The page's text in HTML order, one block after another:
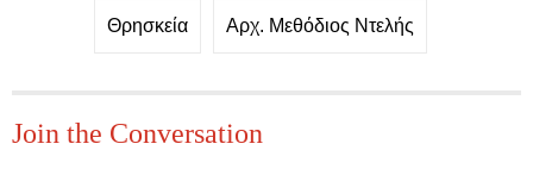
Θρησκεία Αρχ. Μεθόδιος Ντελής
Join the Conversation